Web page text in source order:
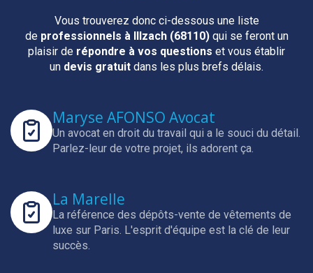
Vous trouverez donc ci-dessous une liste
de professionnels à Illzach (68110)qui se feront un
plaisir de répondre à vos questions et vous établir
un devis gratuit dans les plus brefs délais.
Maryse AFONSO Avocat
Un avocat en droit du travail qui a le souci du détail.
Parlez-leur de votre projet, ils adorent ça.
La Marelle
La référence des dépôts-vente de vêtements de
luxe sur Paris. L'esprit d'équipe est la clé de leur
succès.